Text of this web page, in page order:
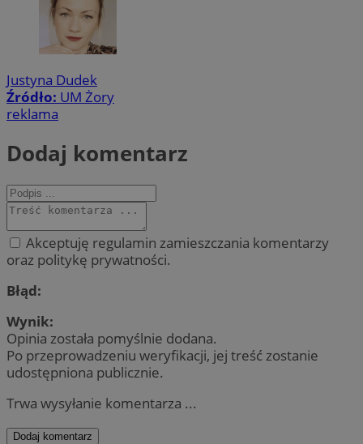
Justyna Dudek
Źródło: UM Żory
reklama
Dodaj komentarz
Akceptuję regulamin zamieszczania komentarzy
oraz politykę prywatności.
Błąd:
Wynik:
Opinia została pomyślnie dodana.
Po przeprowadzeniu weryfikacji, jej treść zostanie
udostępniona publicznie.
Trwa wysyłanie komentarza ...
Dodaj komentarz